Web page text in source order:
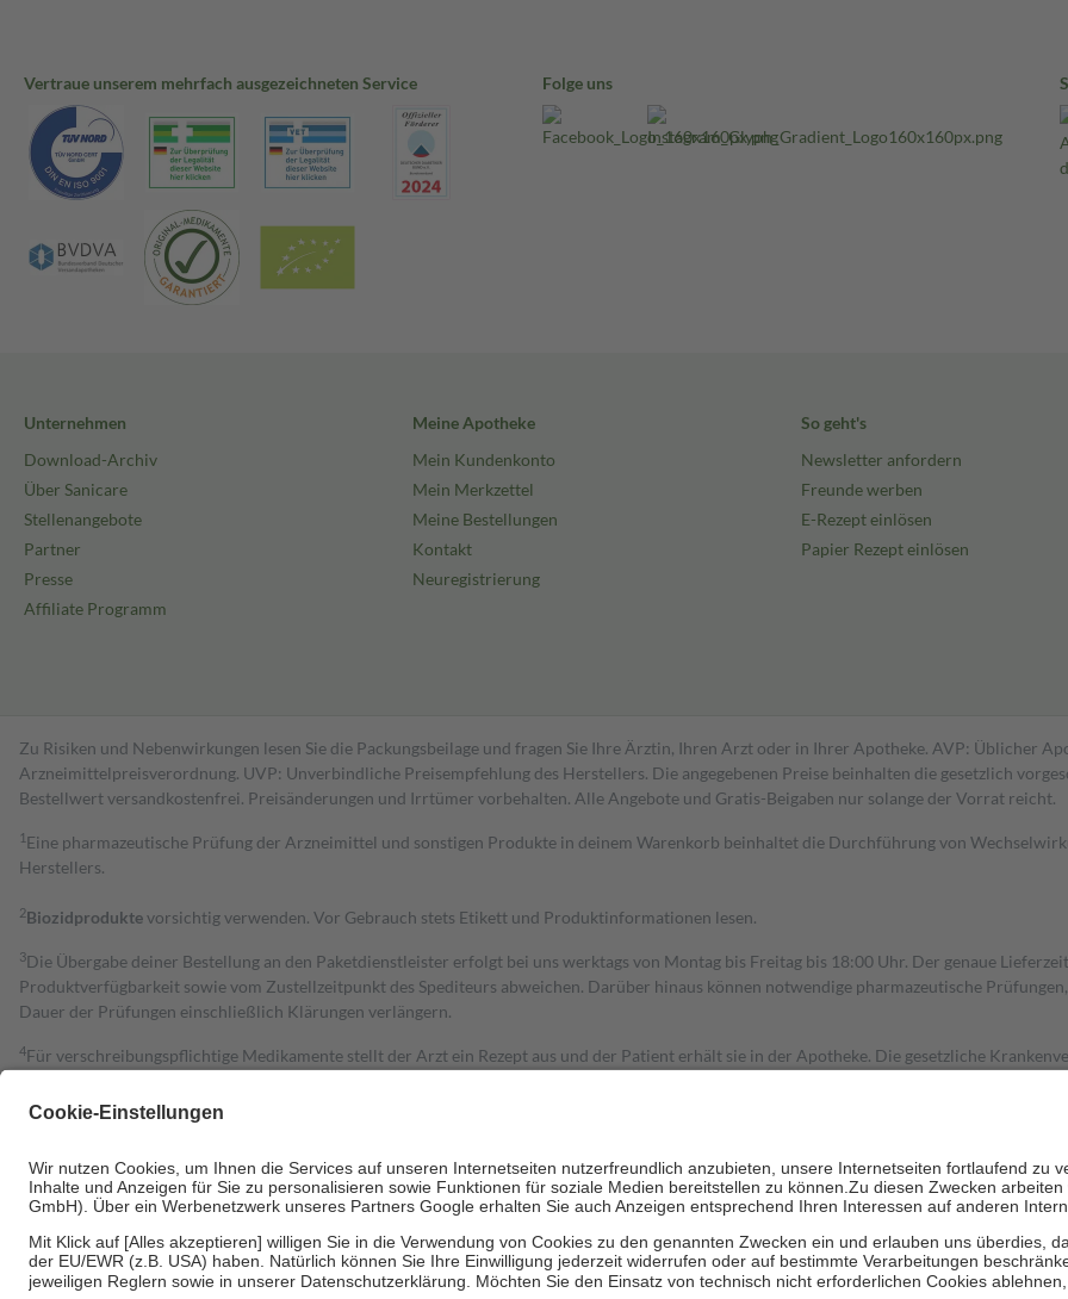
Vertraue unserem mehrfach ausgezeichneten Service Folge uns
Unternehmen
Download-Archiv
Über Sanicare
Stellenangebote
Partner
Presse
Affiliate Programm
Meine Apotheke
Mein Kundenkonto
Mein Merkzettel
Meine Bestellungen
Kontakt
Neuregistrierung
So geht's
Newsletter anfordern
Freunde werben
E-Rezept einlösen
Papier Rezept einlösen
Zu Risiken und Nebenwirkungen lesen Sie die Packungsbeilage und fragen Sie Ihre Ärztin, Ihren Arzt oder in Ihrer Apotheke. AVP: Üblicher
Arzneimittelpreisverordnung. UVP: Unverbindliche Preisempfehlung des Herstellers. Die angegebenen Preise beinhalten die gesetzlich
Bestell­wert versand­kosten­frei. Preisänderungen und Irrtümer vorbehalten. Alle Angebote und Gratis-Beigaben nur solange der Vorrat reicht.
1 Eine pharmazeutische Prüfung der Arzneimittel und sonstigen Produkte in deinem Warenkorb beinhaltet die Durchführung von
Herstellers.
2Biozidproduktevorsichtig verwenden. Vor Gebrauch stets Etikett und Produktinformationen lesen.
3Die Übergabe deiner Bestellung an den Paketdienstleister erfolgt bei uns werktags von Montag bis Freitag bis 18:00 Uhr. Der genaue
Produktverfügbarkeit sowie vom Zustellzeitpunkt des Spediteurs abweichen. Darüber hinaus können notwendige pharmazeutische
Dauer der Prüfungen einschließlich Klärungen verlängern.
4Für verschreibungspflichtige Medikamente stellt der Arzt ein Rezept aus und der Patient erhält sie in der Apotheke. Die gesetzliche
Grundsätzlich leisten Mitglieder Zuzahlungen in Höhe von zehn Prozent des Abgabepreises,
Bei Heilmitteln und häuslicher Krankenpflege beträgt die Zuzahlung zehn Prozent der Kosten sowie zehn Euro je Verordnung.
Um das Engagement der Versicherten für ihre eigene Gesundheit zu stärken und die besondere Stellung der Familie zu unterstützen, fallen
• Untersuchungen zur Vorsorge und Früherkennung, die von der GKV getragen werden
• empfohlenen Schutzimpfungen